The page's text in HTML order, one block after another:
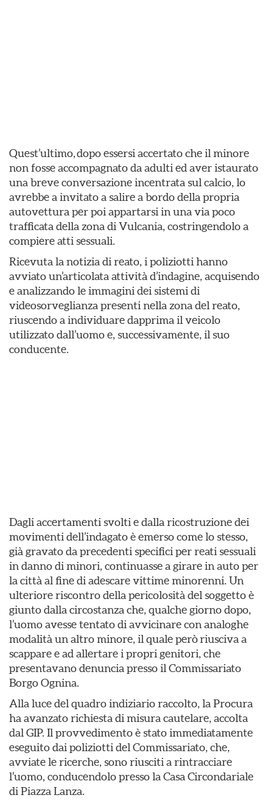
Quest’ultimo, dopo essersi accertato che il minore
non fosse accompagnato da adulti ed aver istaurato
una breve conversazione incentrata sul calcio, lo
avrebbe a invitato a salire a bordo della propria
autovettura per poi appartarsi in una via poco
trafficata della zona di Vulcania, costringendolo a
compiere atti sessuali.
Ricevuta la notizia di reato, i poliziotti hanno
avviato un’articolata attività d’indagine, acquisendo
e analizzando le immagini dei sistemi di
videosorveglianza presenti nella zona del reato,
riuscendo a individuare dapprima il veicolo
utilizzato dall’uomo e, successivamente, il suo
conducente.
Dagli accertamenti svolti e dalla ricostruzione dei
movimenti dell’indagato è emerso come lo stesso,
già gravato da precedenti specifici per reati sessuali
in danno di minori, continuasse a girare in auto per
la città al fine di adescare vittime minorenni. Un
ulteriore riscontro della pericolosità del soggetto è
giunto dalla circostanza che, qualche giorno dopo,
l’uomo avesse tentato di avvicinare con analoghe
modalità un altro minore, il quale però riusciva a
scappare e ad allertare i propri genitori, che
presentavano denuncia presso il Commissariato
Borgo Ognina.
Alla luce del quadro indiziario raccolto, la Procura
ha avanzato richiesta di misura cautelare, accolta
dal GIP. Il provvedimento è stato immediatamente
eseguito dai poliziotti del Commissariato, che,
avviate le ricerche, sono riusciti a rintracciare
l’uomo, conducendolo presso la Casa Circondariale
di Piazza Lanza.